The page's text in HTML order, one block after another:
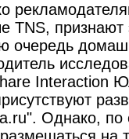
TNS, признают
очередь
Interaction
Однако,